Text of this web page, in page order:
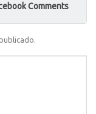
Comments